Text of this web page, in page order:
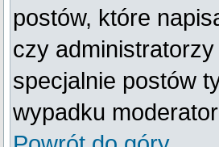
postów, które
czy
specjalnie postów
wypadku